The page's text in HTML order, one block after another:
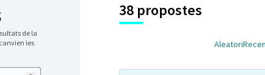
de la
les
38 propostes
Aleatori